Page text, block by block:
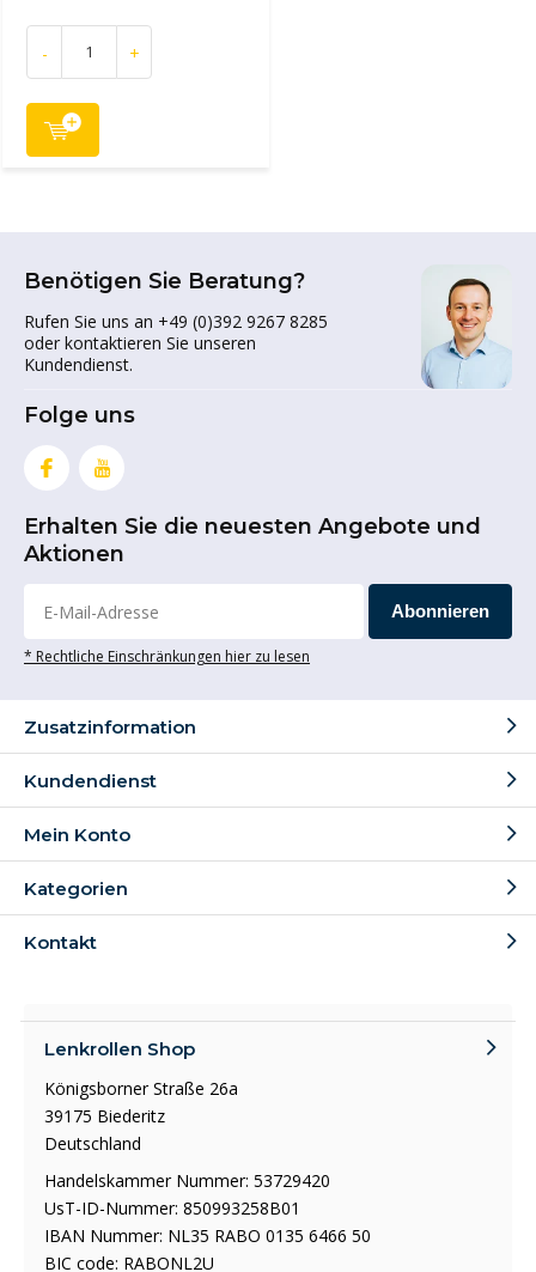
- +
Benötigen Sie Beratung?
Rufen Sie uns an +49 (0)392 9267 8285
oder kontaktieren Sie unseren
Kundendienst.
Folge uns
Erhalten Sie die neuesten Angebote und
Aktionen
Abonnieren
* Rechtliche Einschränkungen hier zu lesen
Zusatzinformation
Kundendienst
Mein Konto
Kategorien
Kontakt
Lenkrollen Shop
Königsborner Straße 26a
39175 Biederitz
Deutschland
Handelskammer Nummer: 53729420
UsT-ID-Nummer: 850993258B01
IBAN Nummer: NL35 RABO 0135 6466 50
BIC code: RABONL2U